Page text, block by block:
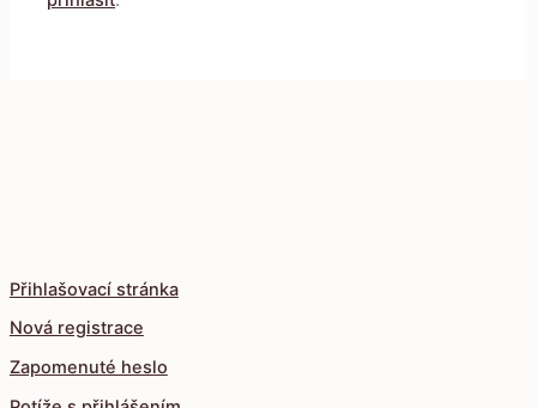
Přihlašovací stránka
Nová registrace
Zapomenuté heslo